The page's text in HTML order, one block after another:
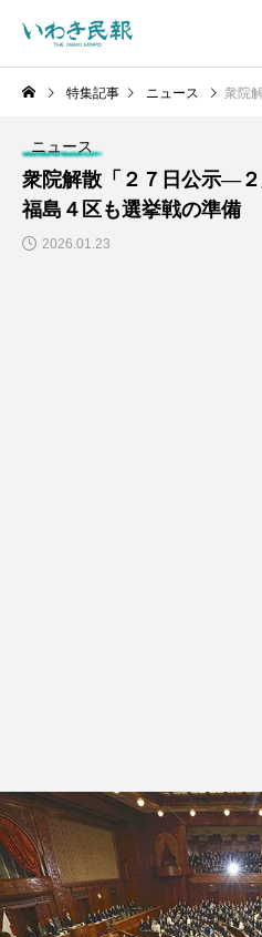
特集記事 ニュース 衆院解散「
ニュース
衆院解散「２７日公示―
福島４区も選挙戦の準備
2026.01.23